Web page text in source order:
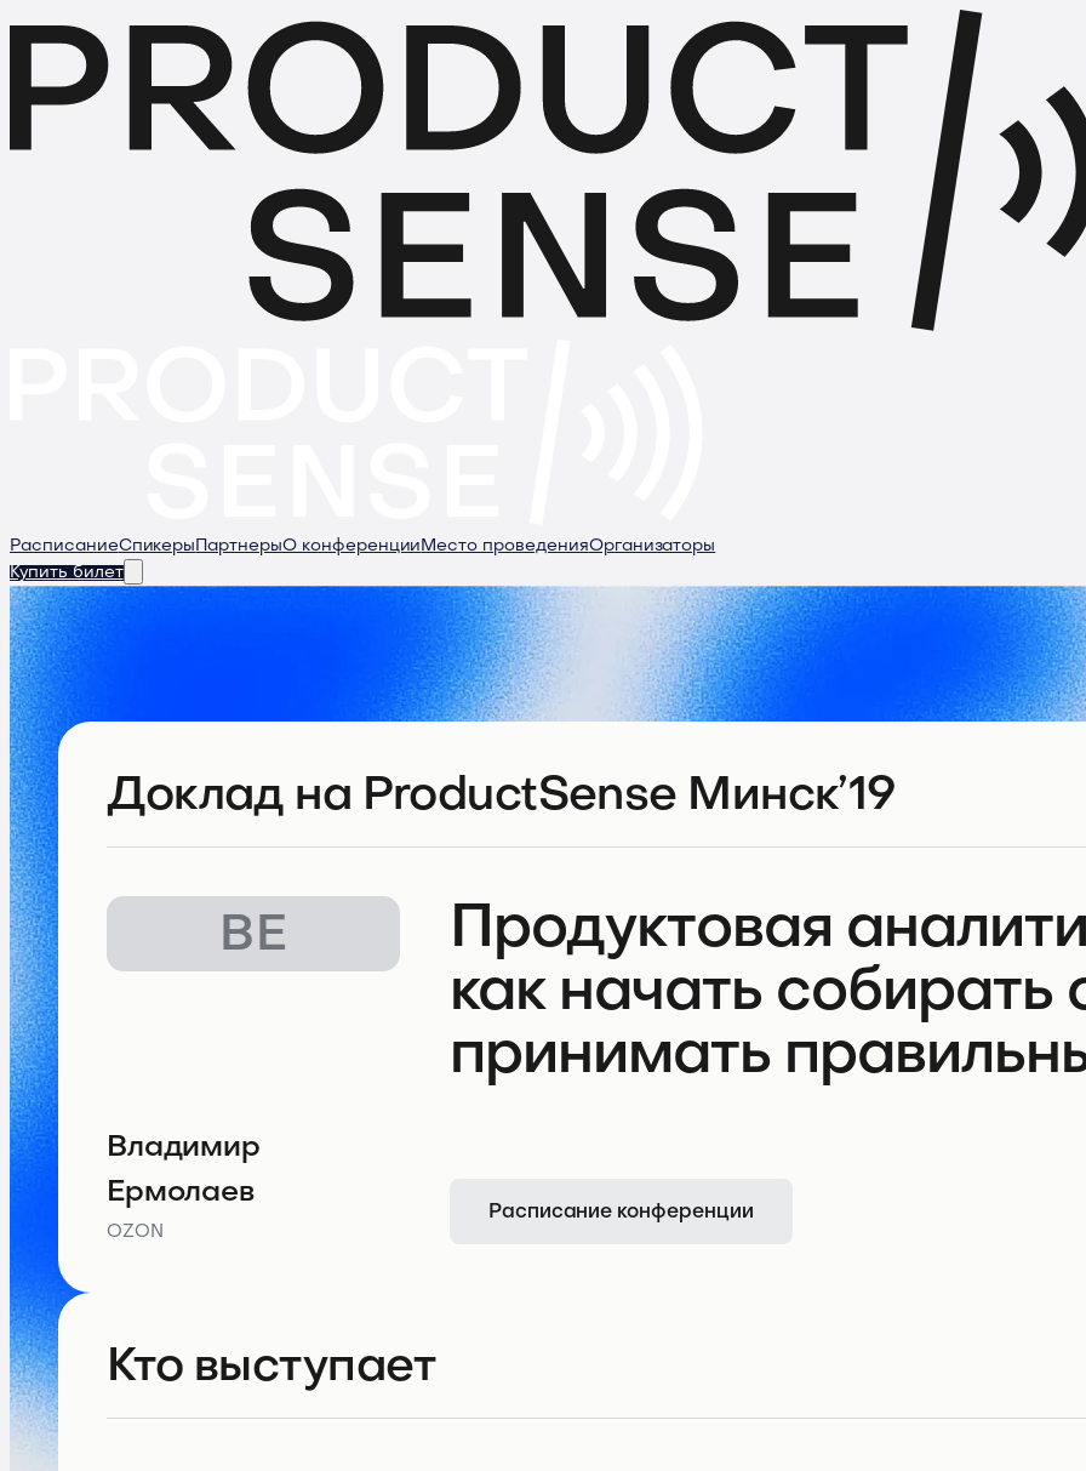
РасписаниеСпикеры ПартнерыО конференции Место проведенияОрганизаторы
Купить билет
Доклад на ProductSense Минск’19
ВЕ
Продуктовая
как начать собирать
принимать
Владимир
Ермолаев
OZON
Расписание конференции
Кто выступает